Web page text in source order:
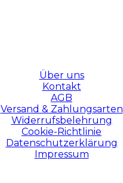
Über uns
Kontakt
AGB
Versand & Zahlungsarten
Widerrufsbelehrung
Cookie-Richtlinie
Datenschutzerklärung
Impressum